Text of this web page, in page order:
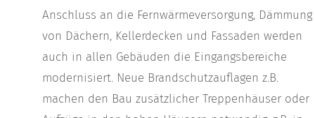
Anschluss an die Fernwärmeversorgung, Dämmung
von Dächern, Kellerdecken und Fassaden werden
auch in allen Gebäuden die Eingangsbereiche
modernisiert. Neue Brandschutzauflagen z.B.
machen den Bau zusätzlicher Treppenhäuser oder